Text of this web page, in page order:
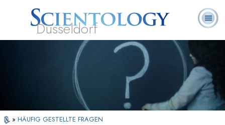
Düsseldorf
Scientology?
Ehrenamtliche
Geistliche
Häufig gestellte
Fragen
» HÄUFIG GESTELLTE FRAGEN